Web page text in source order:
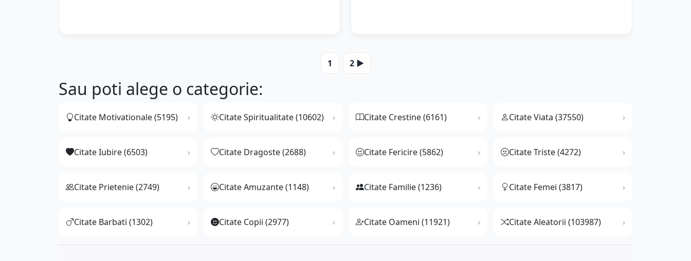
1 2 ▶️
Sau poti alege o categorie:
Citate Motivationale (5195) Citate Spiritualitate (10602) Citate Crestine (6161) Citate Viata (37550)
Citate Iubire (6503) Citate Dragoste (2688) Citate Fericire (5862) Citate Triste (4272)
Citate Prietenie (2749) Citate Amuzante (1148) Citate Familie (1236) Citate Femei (3817)
Citate Barbati (1302) Citate Copii (2977) Citate Oameni (11921) Citate Aleatorii (103987)